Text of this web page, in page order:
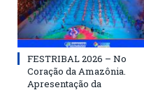
FESTRIBAL 2026 – No
Coração da Amazônia.
Apresentação da